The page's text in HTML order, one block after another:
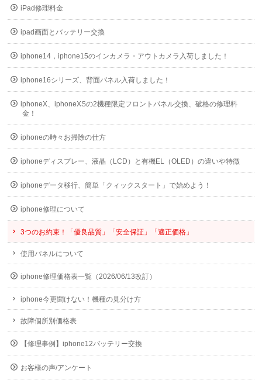
iPad修理料金
ipad画面とバッテリー交換
iphone14，iphone15のインカメラ・アウトカメラ入荷しました！
iphone16シリーズ、背面パネル入荷しました！
iphoneX、iphoneXSの2機種限定フロントパネル交換、破格の修理料
金！
iphoneの時々お掃除の仕方
iphoneディスプレー、液晶（LCD）と有機EL（OLED）の違いや特徴
iphoneデータ移行、簡単「クィックスタート」で始めよう！
iphone修理について
3つのお約束！「優良品質」「安全保証」「適正価格」
使用パネルについて
iphone修理価格表一覧（2026/06/13改訂）
iphone今更聞けない！機種の見分け方
故障個所別価格表
【修理事例】iphone12バッテリー交換
お客様の声/アンケート